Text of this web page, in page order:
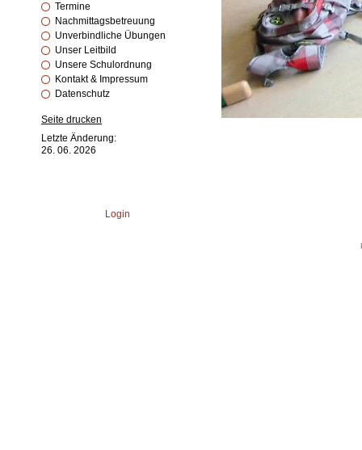
Termine
Nachmittagsbetreuung
Unverbindliche Übungen
Unser Leitbild
Unsere Schulordnung
Kontakt & Impressum
Datenschutz
Seite drucken
Letzte Änderung:
26. 06. 2026
Login